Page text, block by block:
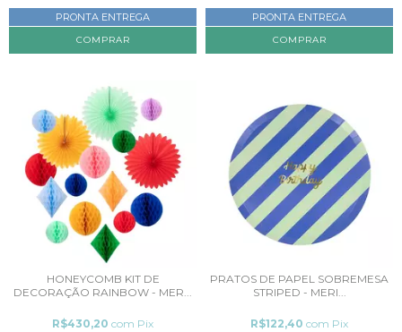
PRONTA ENTREGA PRONTA ENTREGA
HONEYCOMB KIT DE
DECORAÇÃO RAINBOW - MER...
R$430,20 com Pix
PRATOS DE PAPEL SOBREMESA
STRIPED - MERI...
R$122,40 com Pix